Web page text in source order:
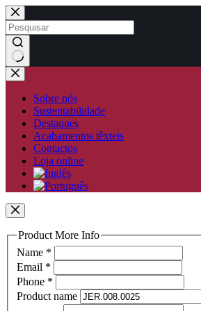
Pular
para
o
conteúdo
Sem
resultados
Sobre nós
Sustentabilidade
Destaques
Acabamentos têxteis
Contactos
Loja online
Product More Info
Name *
Email *
Phone *
Product name